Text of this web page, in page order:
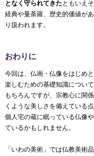
となく守られてきた ともいえ
経典や曼荼羅、歴史的価値が
り扱われます。
おわりに
今回は、仏画・仏像をはじめ
楽しむための基礎知識につい
もちろんですが、宗教心に関
くような美しさを備えている
個人宅の蔵に眠っている仏像
ているかもしれません。
「いわの美術」では仏教美術